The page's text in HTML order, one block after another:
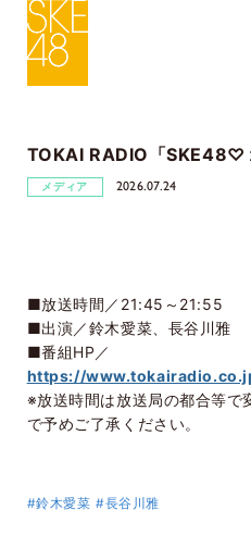
TOKAI RADIO「SKE48♡
メディア 2026.07.24
■放送時間／21:45～21:55
■出演／鈴木愛菜、長谷川雅
■番組HP／
https://
※放送時間は放送局の都合等で
で予めご了承ください。
#鈴木愛菜 #長谷川雅